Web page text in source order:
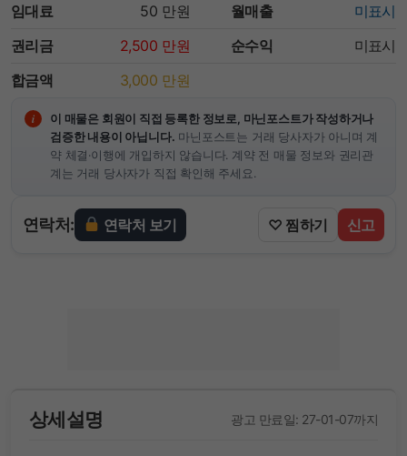
임대료
50 만원 월매출
미표시
권리금
2,500 만원 순수익
미표시
합금액
3,000 만원
이 매물은 회원이 직접 등록한 정보로, 마닌포스트가 작성하거나
검증한 내용이 아닙니다. 마닌포스트는 거래 당사자가 아니며 계
약 체결·이행에 개입하지 않습니다. 계약 전 매물 정보와 권리관
계는 거래 당사자가 직접 확인해 주세요.
연락처: 연락처 보기 ♡ 찜하기 신고
상세설명 광고 만료일: 27-01-07까지